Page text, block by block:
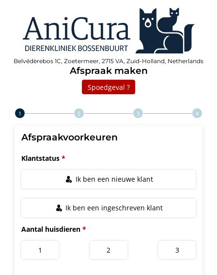
Belvédèrebos 1C, Zoetermeer, 2715 VA, Zuid-Holland, Netherlands
Afspraak maken
Spoedgeval ?
Step 1 of 4
Afspraakvoorkeuren
Klantstatus
Ik ben een nieuwe klant
Ik ben een ingeschreven klant
Aantal huisdieren
1 2 3